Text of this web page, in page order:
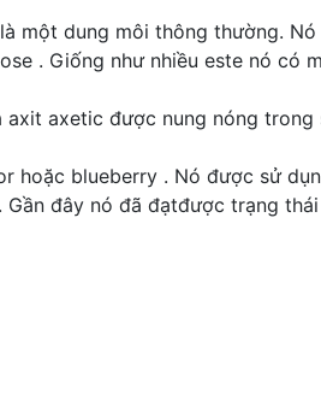
một dung môi thông thường.
. Giống như nhiều este nó có
axetic được nung nóng trong
hoặc blueberry . Nó được sử
đây nó đã đạtđược trạng